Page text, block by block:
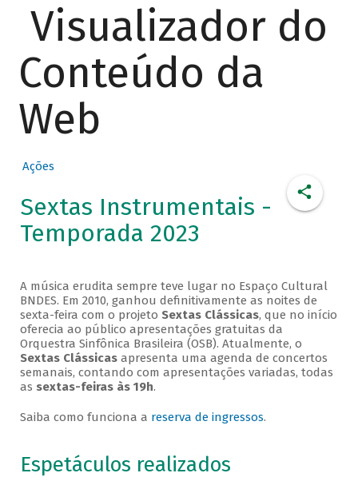
Visualizador do
Conteúdo da
Web
Ações
Sextas Instrumentais -
Temporada 2023
A música erudita sempre teve lugar no Espaço Cultural
BNDES. Em 2010, ganhou definitivamente as noites de
sexta-feira com o projeto Sextas Clássicas, que no início
oferecia ao público apresentações gratuitas da
Orquestra Sinfônica Brasileira (OSB). Atualmente, o
Sextas Clássicasapresenta uma agenda de concertos
semanais, contando com apresentações variadas, todas
as sextas-feiras às 19h.
Saiba como funciona a reserva de ingressos.
Espetáculos realizados